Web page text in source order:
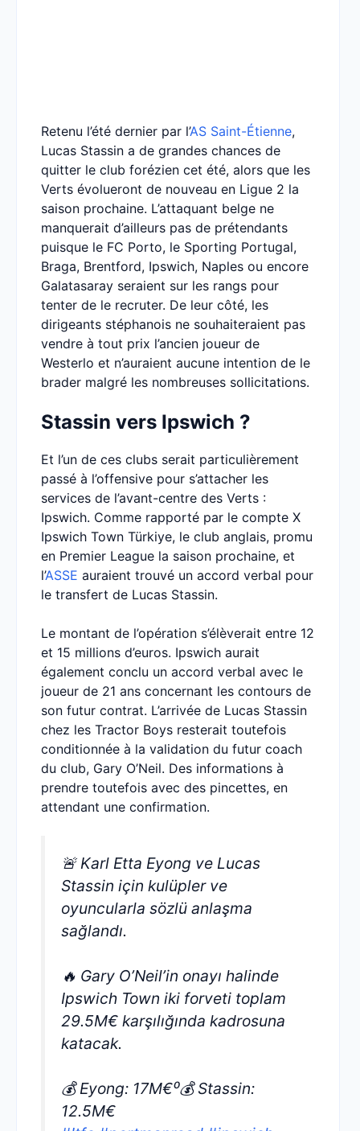
Retenu l’été dernier par l’AS Saint-Étienne,
Lucas Stassin a de grandes chances de
quitter le club forézien cet été, alors que les
Verts évolueront de nouveau en Ligue 2 la
saison prochaine. L’attaquant belge ne
manquerait d’ailleurs pas de prétendants
puisque le FC Porto, le Sporting Portugal,
Braga, Brentford, Ipswich, Naples ou encore
Galatasaray seraient sur les rangs pour
tenter de le recruter. De leur côté, les
dirigeants stéphanois ne souhaiteraient pas
vendre à tout prix l’ancien joueur de
Westerlo et n’auraient aucune intention de le
brader malgré les nombreuses sollicitations.
Stassin vers Ipswich ?
Et l’un de ces clubs serait particulièrement
passé à l’offensive pour s’attacher les
services de l’avant-centre des Verts :
Ipswich. Comme rapporté par le compte X
Ipswich Town Türkiye, le club anglais, promu
en Premier League la saison prochaine, et
l’ASSE auraient trouvé un accord verbal pour
le transfert de Lucas Stassin.
Le montant de l’opération s’élèverait entre 12
et 15 millions d’euros. Ipswich aurait
également conclu un accord verbal avec le
joueur de 21 ans concernant les contours de
son futur contrat. L’arrivée de Lucas Stassin
chez les Tractor Boys resterait toutefois
conditionnée à la validation du futur coach
du club, Gary O’Neil. Des informations à
prendre toutefois avec des pincettes, en
attendant une confirmation.
🚨 Karl Etta Eyong ve Lucas
Stassin için kulüpler ve
oyuncularla sözlü anlaşma
sağlandı.
🔥 Gary O’Neil’in onayı halinde
Ipswich Town iki forveti toplam
29.5M€ karşılığında kadrosuna
katacak.
💰 Eyong: 17M€⁰💰 Stassin:
12.5M€